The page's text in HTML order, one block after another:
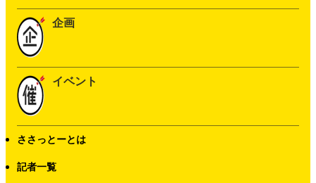
企画
イベント
ささっとーとは
記者一覧